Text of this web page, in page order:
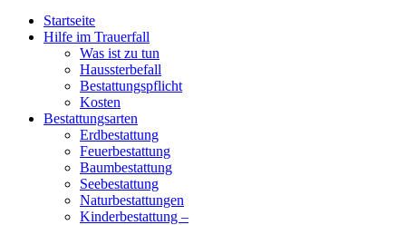
Startseite
Hilfe im Trauerfall
Was ist zu tun
Haussterbefall
Bestattungspflicht
Kosten
Bestattungsarten
Erdbestattung
Feuerbestattung
Baumbestattung
Seebestattung
Naturbestattungen
Kinderbestattung –